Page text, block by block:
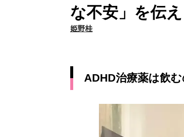
な不安」を伝
姫野桂
ADHD治療薬は飲